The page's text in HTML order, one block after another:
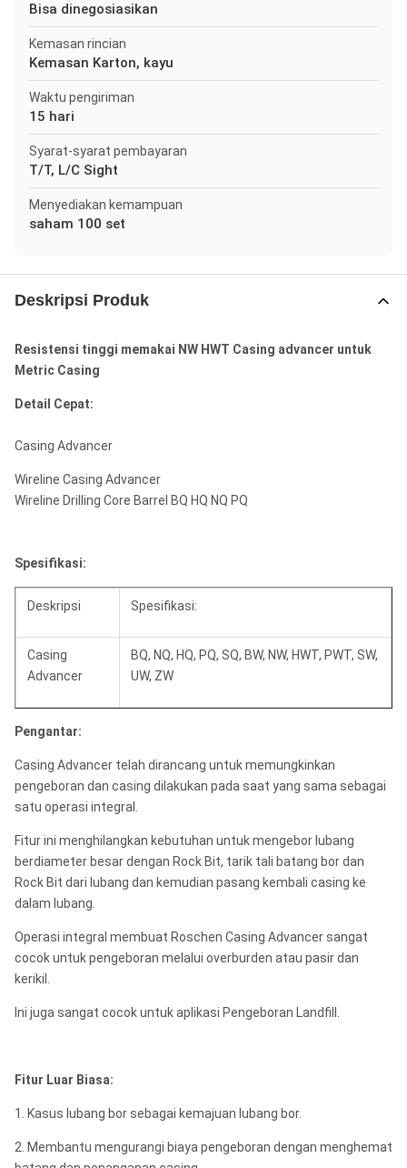
Bisa dinegosiasikan
Kemasan rincian
Kemasan Karton, kayu
Waktu pengiriman
15 hari
Syarat-syarat pembayaran
T/T, L/C Sight
Menyediakan kemampuan
saham 100 set
Deskripsi Produk
Resistensi tinggi memakai NW HWT Casing advancer untuk
Metric Casing
Detail Cepat:
Casing Advancer
Wireline Casing Advancer
Wireline Drilling Core Barrel BQ HQ NQ PQ
Spesifikasi:
Deskripsi Spesifikasi:
Casing
Advancer
BQ, NQ, HQ, PQ, SQ, BW, NW, HWT, PWT, SW,
UW, ZW
Pengantar:
Casing Advancer telah dirancang untuk memungkinkan
pengeboran dan casing dilakukan pada saat yang sama sebagai
satu operasi integral.
Fitur ini menghilangkan kebutuhan untuk mengebor lubang
berdiameter besar dengan Rock Bit, tarik tali batang bor dan
Rock Bit dari lubang dan kemudian pasang kembali casing ke
dalam lubang.
Operasi integral membuat Roschen Casing Advancer sangat
cocok untuk pengeboran melalui overburden atau pasir dan
kerikil.
Ini juga sangat cocok untuk aplikasi Pengeboran Landfill.
Fitur Luar Biasa:
1. Kasus lubang bor sebagai kemajuan lubang bor.
2. Membantu mengurangi biaya pengeboran dengan menghemat